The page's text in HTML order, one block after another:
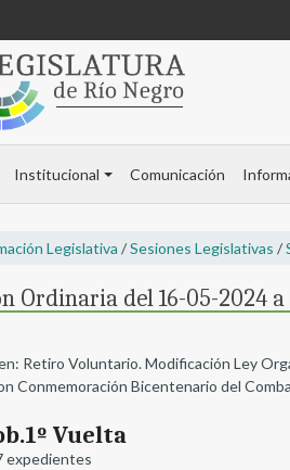
Institucional Comunicación
Legislativa /Sesiones Legislativas /
Ordinaria del 16-05-2024
Retiro Voluntario. Modificación Ley
Conmemoración Bicentenario del
Vuelta
expedientes